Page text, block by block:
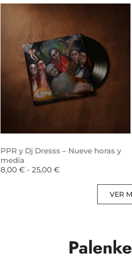
PPR y Dj Dresss – Nueve horas y
media
8,00 € - 25,00 €
VER